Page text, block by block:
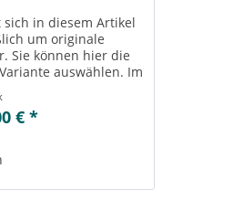
sich in diesem Artikel
um originale
Sie können hier die
auswählen. Im
können Sie die zu
Variante
€ *